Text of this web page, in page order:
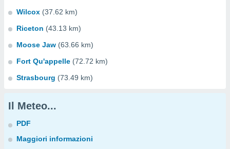
Wilcox (37.62 km)
Riceton (43.13 km)
Moose Jaw (63.66 km)
Fort Qu'appelle (72.72 km)
Strasbourg (73.49 km)
Il Meteo...
PDF
Maggiori informazioni